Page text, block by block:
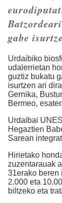
gabe
Urdaibiko
udalerrietan
guztiz bukatu
isurtzen ari
Gernika,
Bermeo,
Urdaibai
Hegaztien
Sarean
Hirietako
zuzentarauak
31erako beren
2.000 eta
biltzeko eta